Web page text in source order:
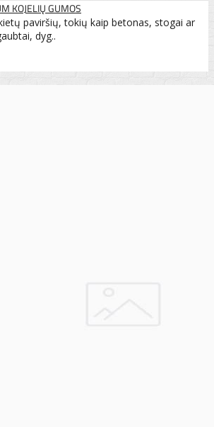
KOJELIŲ GUMOS
paviršių, tokių kaip betonas, stogai ar
dyg..